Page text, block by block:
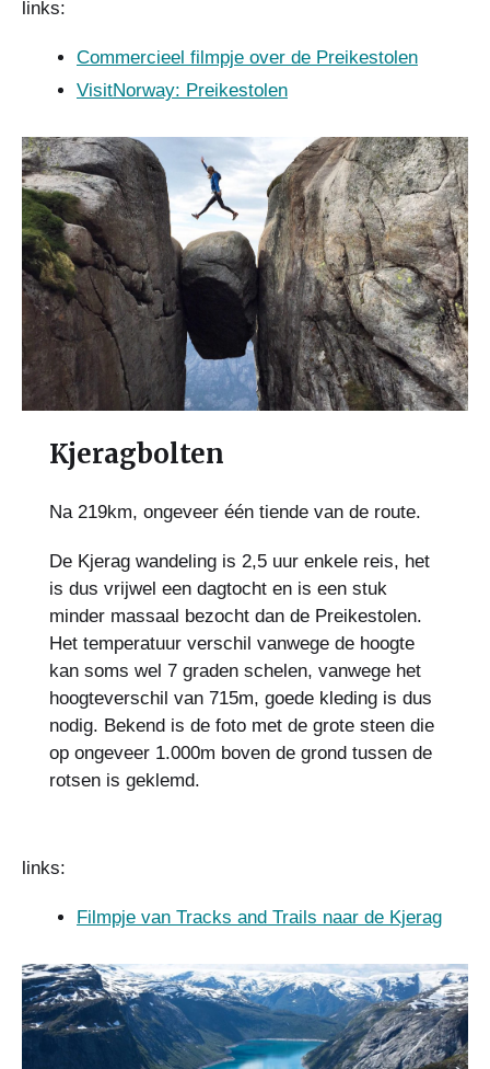
links:
Commercieel filmpje over de Preikestolen
VisitNorway: Preikestolen
Kjeragbolten
Na 219km, ongeveer één tiende van de route.
De Kjerag wandeling is 2,5 uur enkele reis, het
is dus vrijwel een dagtocht en is een stuk
minder massaal bezocht dan de Preikestolen.
Het temperatuur verschil vanwege de hoogte
kan soms wel 7 graden schelen, vanwege het
hoogteverschil van 715m, goede kleding is dus
nodig. Bekend is de foto met de grote steen die
op ongeveer 1.000m boven de grond tussen de
rotsen is geklemd.
links:
Filmpje van Tracks and Trails naar de Kjerag